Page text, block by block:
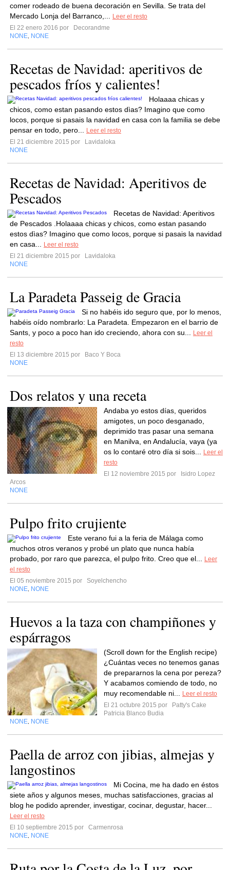
comer rodeado de buena decoración en Sevilla. Se trata del
Mercado Lonja del Barranco,...
Leer el resto
El 22 enero 2016 por
Decorandme
NONE NONE
Recetas de Navidad: aperitivos de
pescados fríos y calientes!
Holaaaa chicas y
chicos, como estan pasando estos dìas? Imagino que como
locos, porque si pasais la navidad en casa con la familia se debe
pensar en todo, pero...
Leer el resto
El 21 diciembre 2015 por
Lavidaloka
NONE
Recetas de Navidad: Aperitivos de
Pescados
Recetas de Navidad: Aperitivos
de Pescados .Holaaaa chicas y chicos, como estan pasando
estos dìas? Imagino que como locos, porque si pasais la navidad
en casa...
Leer el resto
El 21 diciembre 2015 por
Lavidaloka
NONE
La Paradeta Passeig de Gracia
Si no habéis ido seguro que, por lo menos,
habéis oído nombrarlo: La Paradeta. Empezaron en el barrio de
Sants, y poco a poco han ido creciendo, ahora con su...
Leer el
resto
El 13 diciembre 2015 por
Baco Y Boca
NONE
Dos relatos y una receta
Andaba yo estos días, queridos
amigotes, un poco desganado,
deprimido tras pasar una semana
en Manilva, en Andalucía, vaya (ya
os lo contaré otro día si sois...
Leer el
resto
El 12 noviembre 2015 por
Isidro Lopez
Arcos
NONE
Pulpo frito crujiente
Este verano fui a la feria de Málaga como
muchos otros veranos y probé un plato que nunca había
probado, por raro que parezca, el pulpo frito. Creo que el...
Leer
el resto
El 05 noviembre 2015 por
Soyelchencho
NONE NONE
Huevos a la taza con champiñones y
espárragos
(Scroll down for the English recipe)
¿Cuántas veces no tenemos ganas
de prepararnos la cena por pereza?
Y acabamos comiendo de todo, no
muy recomendable ni...
Leer el resto
El 21 octubre 2015 por
Patty's Cake
Patricia Blanco Budia
NONE NONE
Paella de arroz con jibias, almejas y
langostinos
Mi Cocina, me ha dado en éstos
siete años y algunos meses, muchas satisfacciones, gracias al
blog he podido aprender, investigar, cocinar, degustar, hacer...
Leer el resto
El 10 septiembre 2015 por
Carmenrosa
NONE NONE